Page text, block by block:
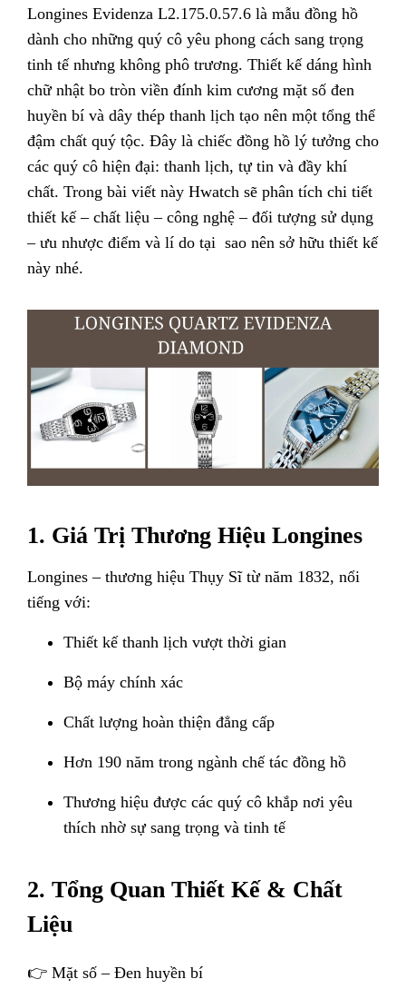
Longines Evidenza L2.175.0.57.6 là mẫu đồng hồ
dành cho những quý cô yêu phong cách sang trọng
tinh tế nhưng không phô trương. Thiết kế dáng hình
chữ nhật bo tròn viền đính kim cương mặt số đen
huyền bí và dây thép thanh lịch tạo nên một tổng thể
đậm chất quý tộc. Đây là chiếc đồng hồ lý tưởng cho
các quý cô hiện đại: thanh lịch, tự tin và đầy khí
chất. Trong bài viết này Hwatch sẽ phân tích chi tiết
thiết kế – chất liệu – công nghệ – đối tượng sử dụng
– ưu nhược điểm và lí do tại sao nên sở hữu thiết kế
này nhé.
1. Giá Trị Thương Hiệu Longines
Longines – thương hiệu Thụy Sĩ từ năm 1832, nổi
tiếng với:
Thiết kế thanh lịch vượt thời gian
Bộ máy chính xác
Chất lượng hoàn thiện đẳng cấp
Hơn 190 năm trong ngành chế tác đồng hồ
Thương hiệu được các quý cô khắp nơi yêu
thích nhờ sự sang trọng và tinh tế
2. Tổng Quan Thiết Kế & Chất
Liệu
👉 Mặt số – Đen huyền bí